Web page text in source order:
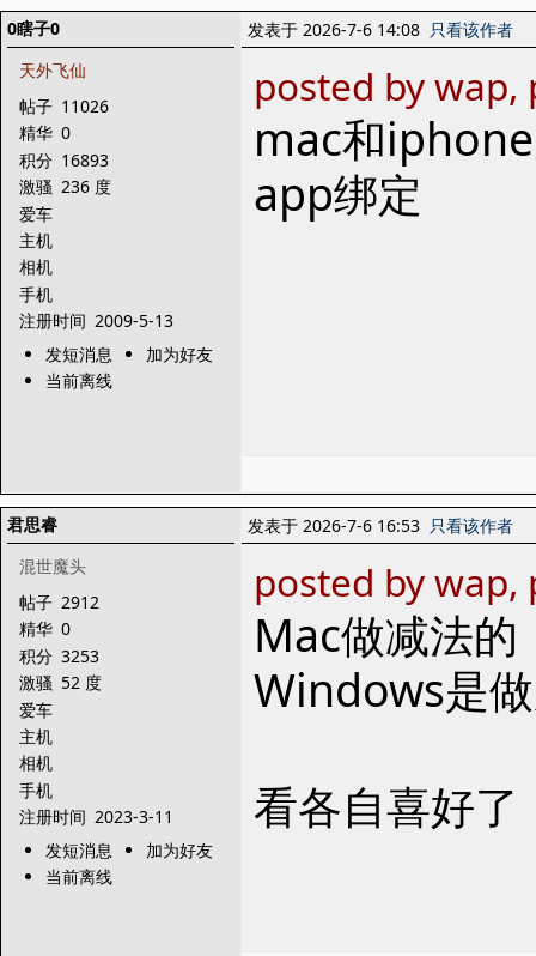
0瞎子0
天外飞仙
帖子 11026
精华 0
积分 16893
激骚 236 度
爱车
主机
相机
手机
注册时间 2009-5-13
发短消息
加为好友
当前离线
发表于 2026-7-6 14:08 只看该作者
posted by
mac和
app绑定
君思睿
混世魔头
帖子 2912
精华 0
积分 3253
激骚 52 度
爱车
主机
相机
手机
注册时间 2023-3-11
发短消息
加为好友
当前离线
发表于 2026-7-6 16:53 只看该作者
posted by
Mac做减法的
Windows是
看各自喜好了